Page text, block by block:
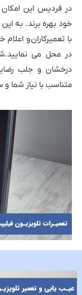
در فردیس این
خود بهره برند. به
با تعمیرکاران و
در محل می
درخشان و جلب
متناسب با نیاز شما و